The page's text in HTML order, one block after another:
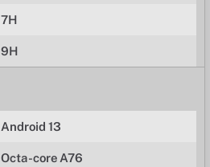
7H
9H
Android 13
Octa-core A76